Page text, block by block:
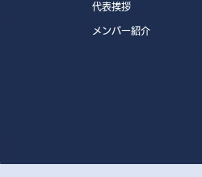
代表挨拶
メンバー紹介